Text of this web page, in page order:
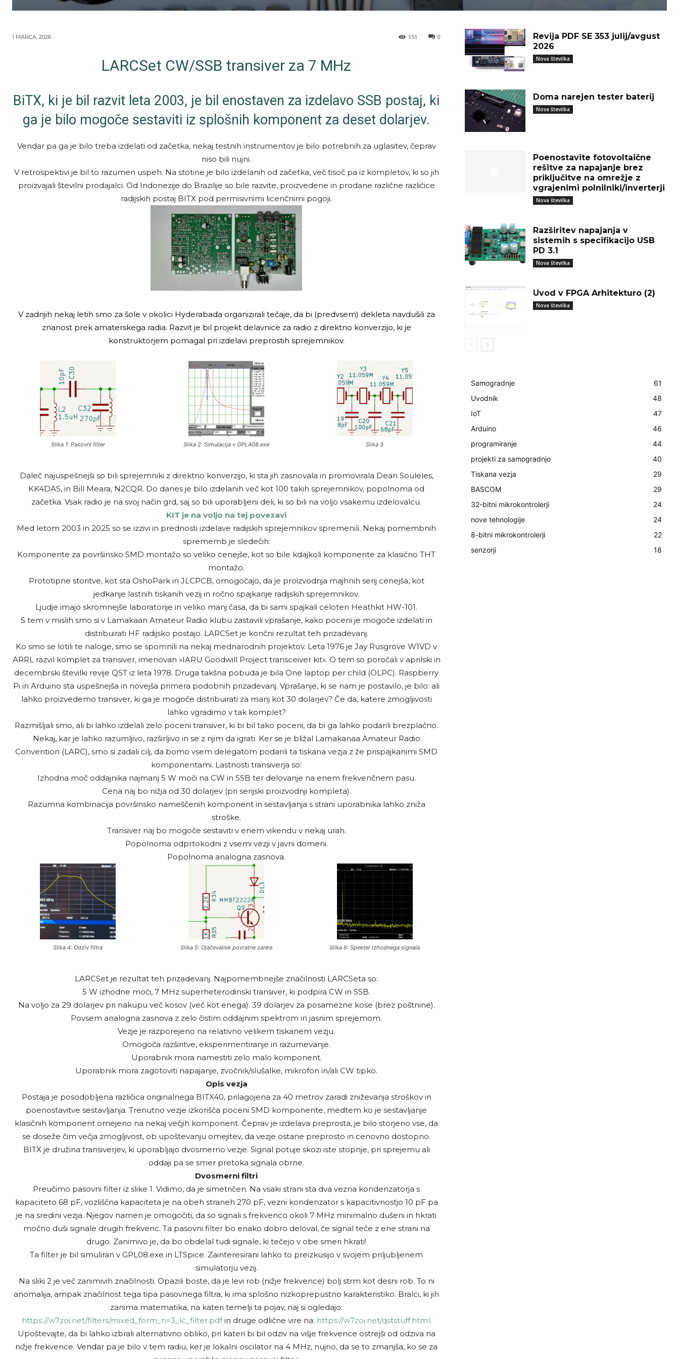
1 MARCA, 2026 0
151
LARCSet CW/SSB transiver za 7 MHz
BiTX, ki je bil razvit leta 2003, je bil enostaven za izdelavo SSB postaj, ki
ga je bilo mogoče sestaviti iz splošnih komponent za deset dolarjev.
Vendar pa ga je bilo treba izdelati od začetka, nekaj testnih instrumentov je bilo potrebnih za uglasitev, čeprav
niso bili nujni.
V retrospektivi je bil to razumen uspeh. Na stotine je bilo izdelanih od začetka, več tisoč pa iz kompletov, ki so jih
proizvajali številni prodajalci. Od Indonezije do Brazilije so bile razvite, proizvedene in prodane različne različice
radijskih postaj BITX pod permisivnimi licenčnimi pogoji.
V zadnjih nekaj letih smo za šole v okolici Hyderabada organizirali tečaje, da bi (predvsem) dekleta navdušili za
znanost prek amaterskega radia. Razvit je bil projekt delavnice za radio z direktno konverzijo, ki je
konstruktorjem pomagal pri izdelavi preprostih sprejemnikov.
Slika 1: Pasovni filter Slika 2: Simulacija v GPLA08.exe Slika 3
Daleč najuspešnejši so bili sprejemniki z direktno konverzijo, ki sta jih zasnovala in promovirala Dean Souleles,
KK4DAS, in Bill Meara, N2CQR. Do danes je bilo izdelanih več kot 100 takih sprejemnikov, popolnoma od
začetka. Vsak radio je na svoj način grd, saj so bili uporabljeni deli, ki so bili na voljo vsakemu izdelovalcu.
KIT je na voljo na tej povezavi
Med letom 2003 in 2025 so se izzivi in prednosti izdelave radijskih sprejemnikov spremenili. Nekaj pomembnih
sprememb je sledečih:
Komponente za površinsko SMD montažo so veliko cenejše, kot so bile kdajkoli komponente za klasično THT
montažo.
Prototipne storitve, kot sta OshoPark in JLCPCB, omogočajo, da je proizvodnja majhnih serij cenejša, kot
jedkanje lastnih tiskanih vezij in ročno spajkanje radijskih sprejemnikov.
Ljudje imajo skromnejše laboratorije in veliko manj časa, da bi sami spajkali celoten Heathkit HW-101.
S tem v mislih smo si v Lamakaan Amateur Radio klubu zastavili vprašanje, kako poceni je mogoče izdelati in
distribuirati HF radijsko postajo. LARCSet je končni rezultat teh prizadevanj.
Ko smo se lotili te naloge, smo se spomnili na nekaj mednarodnih projektov. Leta 1976 je Jay Rusgrove W1VD v
ARRL razvil komplet za transiver, imenovan »IARU Goodwill Project transceiver kit«. O tem so poročali v aprilski in
decembrski številki revije QST iz leta 1978. Druga takšna pobuda je bila One laptop per child (OLPC). Raspberry
Pi in Arduino sta uspešnejša in novejša primera podobnih prizadevanj. Vprašanje, ki se nam je postavilo, je bilo: ali
lahko proizvedemo transiver, ki ga je mogoče distribuirati za manj kot 30 dolarjev? Če da, katere zmogljivosti
lahko vgradimo v tak komplet?
Razmišljali smo, ali bi lahko izdelali zelo poceni transiver, ki bi bil tako poceni, da bi ga lahko podarili brezplačno.
Nekaj, kar je lahko razumljivo, razširljivo in se z njim da igrati. Ker se je bližal Lamakanaa Amateur Radio
Convention (LARC), smo si zadali cilj, da bomo vsem delegatom podarili ta tiskana vezja z že prispajkanimi SMD
komponentami. Lastnosti transiverja so:
Izhodna moč oddajnika najmanj 5 W moči na CW in SSB ter delovanje na enem frekvenčnem pasu.
Cena naj bo nižja od 30 dolarjev (pri serijski proizvodnji kompleta).
Razumna kombinacija površinsko nameščenih komponent in sestavljanja s strani uporabnika lahko zniža
stroške.
Transiver naj bo mogoče sestaviti v enem vikendu v nekaj urah.
Popolnoma odprtokodni z vsemi vezji v javni domeni.
Popolnoma analogna zasnova.
Slika 4: Odziv filtra Slika 5: Ojačevalnik povratne zanke Slika 6: Spekter izhodnega signala
LARCSet je rezultat teh prizadevanj. Najpomembnejše značilnosti LARCSeta so:
5 W izhodne moči, 7 MHz superheterodinski transiver, ki podpira CW in SSB.
Na voljo za 29 dolarjev pri nakupu več kosov (več kot enega). 39 dolarjev za posamezne kose (brez poštnine).
Povsem analogna zasnova z zelo čistim oddajnim spektrom in jasnim sprejemom.
Vezje je razporejeno na relativno velikem tiskanem vezju.
Omogoča razširitve, eksperimentiranje in razumevanje.
Uporabnik mora namestiti zelo malo komponent.
Uporabnik mora zagotoviti napajanje, zvočnik/slušalke, mikrofon in/ali CW tipko.
Opis vezja
Postaja je posodobljena različica originalnega BITX40, prilagojena za 40 metrov zaradi zniževanja stroškov in
poenostavitve sestavljanja. Trenutno vezje izkorišča poceni SMD komponente, medtem ko je sestavljanje
klasičnih komponent omejeno na nekaj večjih komponent. Čeprav je izdelava preprosta, je bilo storjeno vse, da
se doseže čim večja zmogljivost, ob upoštevanju omejitev, da vezje ostane preprosto in cenovno dostopno.
BITX je družina transiverjev, ki uporabljajo dvosmerno vezje. Signal potuje skozi iste stopnje, pri sprejemu ali
oddaji pa se smer pretoka signala obrne.
Dvosmerni filtri
Preučimo pasovni filter iz slike 1. Vidimo, da je simetričen. Na vsaki strani sta dva vezna kondenzatorja s
kapaciteto 68 pF, vozliščna kapaciteta je na obeh straneh 270 pF, vezni kondenzator s kapacitivnostjo 10 pF pa
je na sredini vezja. Njegov namen je omogočiti, da so signali s frekvenco okoli 7 MHz minimalno dušeni in hkrati
močno duši signale drugih frekvenc. Ta pasovni filter bo enako dobro deloval, če signal teče z ene strani na
drugo. Zanimivo je, da bo obdelal tudi signale, ki tečejo v obe smeri hkrati!
Ta filter je bil simuliran v GPL08.exe in LTSpice. Zainteresirani lahko to preizkusijo v svojem priljubljenem
simulatorju vezij.
Na sliki 2 je več zanimivih značilnosti. Opazili boste, da je levi rob (nižje frekvence) bolj strm kot desni rob. To ni
anomalija, ampak značilnost tega tipa pasovnega filtra, ki ima splošno nizkoprepustno karakteristiko. Bralci, ki jih
zanima matematika, na kateri temelji ta pojav, naj si ogledajo:
https://w7zoi.net/filters/mixed_form_n=3_lc_filter.pdfin druge odlične vire na: https://w7zoi.net/qststuff.html.
Upoštevajte, da bi lahko izbrali alternativno obliko, pri kateri bi bil odziv na višje frekvence ostrejši od odziva na
nižje frekvence. Vendar pa je bilo v tem radiu, ker je lokalni oscilator na 4 MHz, nujno, da se to zmanjša, ko se za
Revija PDF SE 353 julij/avgust
2026
Nova številka
Doma narejen tester baterij
Nova številka
Poenostavite fotovoltaične
rešitve za napajanje brez
priključitve na omrežje z
vgrajenimi polnilniki/inverterji
Nova številka
Razširitev napajanja v
sistemih s specifikacijo USB
PD 3.1
Nova številka
Uvod v FPGA Arhitekturo (2)
Nova številka
Samogradnje
61
Uvodnik
48
IoT
47
Arduino
46
programiranje
44
projekti za samogradnjo
40
Tiskana vezja
29
BASCOM
29
32-bitni mikrokontrolerji
24
nove tehnologije
24
8-bitni mikrokontrolerji
22
senzorji
18